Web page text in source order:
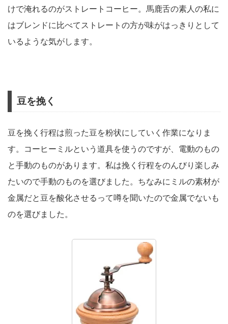
けで淹れるのがストレートコーヒー。馬鹿舌の素人の私に
はブレンドに比べてストレートの方が味がはっきりとして
いるような気がします。
豆を挽く
豆を挽く行程は煎った豆を粉状にしていく作業になりま
す。コーヒーミルという道具を使うのですが、電動のもの
と手動のものがあります。私は挽く行程をのんびり楽しみ
たいので手動のものを選びました。ちなみにミルの素材が
金属だと豆を酸化させるって噂を聞いたので金属でないも
のを選びました。